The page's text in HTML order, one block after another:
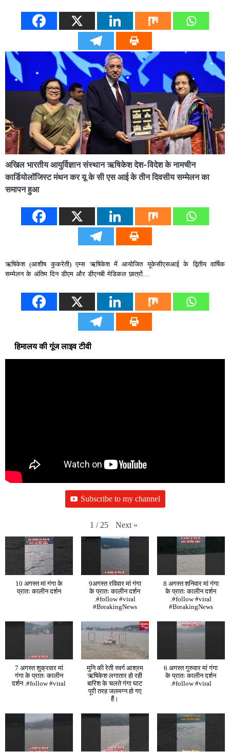
अखिल भारतीय आयुर्विज्ञान संस्थान ऋषिकेश देश-विदेश के नामचीन
कार्डियोलॉजिस्ट मंथन कर यू के सी एस आई के तीन दिवसीय सम्मेलन का
समापन हुआ
ऋषिकेश (आशीष कुकरेती) एम्स ऋषिकेश में आयोजित यूकेसीएसआई के द्वितीय वार्षिक
सम्मेलन के अंतिम दिन डीएम और डीएनबी मेडिकल छात्रों…
हिमालय की गूंज लाइव टीवी
Subscribe to my channel
1 / 25 Next »
10 अगस्त मां गंगा के
प्रातः कालीन दर्शन
9अगस्त रविवार मां गंगा
के प्रातः कालीन दर्शन
.#follow #viral
#BreakingNews
8 अगस्त शनिवार मां गंगा
के प्रातः कालीन दर्शन
.#follow #viral
#BreakingNews
7 अगस्त शुक्रवार मां
गंगा के प्रातः कालीन
दर्शन .#follow #viral
मुनि की रेती स्वर्ग आश्रम
ऋषिकेश लगातार हो रही
बारिश के चलते गंगा घाट
पूरी तरह जलमग्न हो गए
हैं।
6 अगस्त गुरुवार मां गंगा
के प्रातः कालीन दर्शन
.#follow #viral